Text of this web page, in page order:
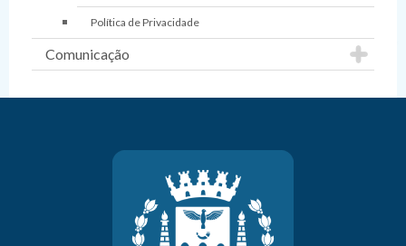
Política de Privacidade
Comunicação